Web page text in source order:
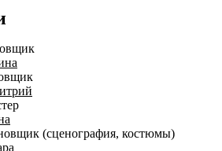
световыми партитурами. Всё вместе
и поколения.
а старая сказка звучит по-новому, и
соучастником выбора между
и фатальной иллюзией, что власть
свои обещания.
(сценография, костюмы)